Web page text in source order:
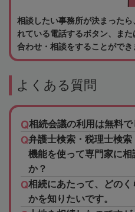
相談したい事務所が決まった
れている電話するボタン、ま
合わせ・相談をすることができ
よくある質問
相続会議の利用は無料で
弁護士検索・税理士検
機能を使って専門家に相
か？
相続にあたって、どの
かを知りたいです。